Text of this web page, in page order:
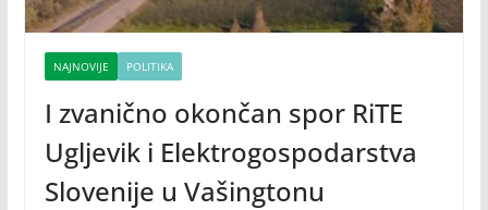
NAJNOVIJE POLITIKA
I zvanično okončan spor RiTE
Ugljevik i Elektrogospodarstva
Slovenije u Vašingtonu